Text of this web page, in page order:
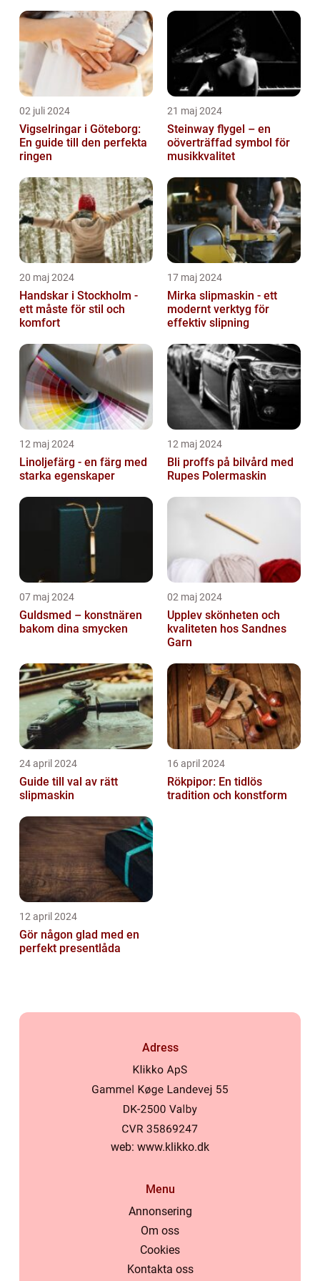
02 juli 2024
Vigselringar i Göteborg:
En guide till den perfekta
ringen
21 maj 2024
Steinway flygel – en
oöverträffad symbol för
musikkvalitet
20 maj 2024
Handskar i Stockholm -
ett måste för stil och
komfort
17 maj 2024
Mirka slipmaskin - ett
modernt verktyg för
effektiv slipning
12 maj 2024
Linoljefärg - en färg med
starka egenskaper
12 maj 2024
Bli proffs på bilvård med
Rupes Polermaskin
07 maj 2024
Guldsmed – konstnären
bakom dina smycken
02 maj 2024
Upplev skönheten och
kvaliteten hos Sandnes
Garn
24 april 2024
Guide till val av rätt
slipmaskin
16 april 2024
Rökpipor: En tidlös
tradition och konstform
12 april 2024
Gör någon glad med en
perfekt presentlåda
Adress
web: www.klikko.dk
Menu
Annonsering
Om oss
Cookies
Kontakta oss